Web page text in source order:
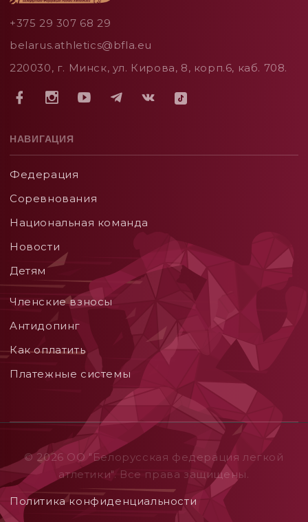
+375 29 307 68 29
belarus.athletics@bfla.eu
220030, г. Минск, ул. Кирова, 8, корп.6, каб. 708.
НАВИГАЦИЯ
Федерация
Соревнования
Национальная команда
Новости
Детям
Членские взносы
Aнтидопинг
Как оплатить
Платежные системы
© 2026 ОO "Белорусская федерация легкой
атлетики". Все права защищены.
Политика конфиденциальности